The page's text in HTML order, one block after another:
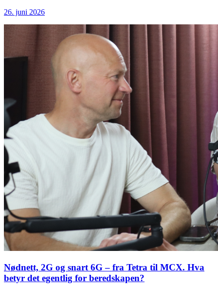
26. juni 2026
Nødnett, 2G og snart 6G – fra Tetra til MCX. Hva
betyr det egentlig for beredskapen?